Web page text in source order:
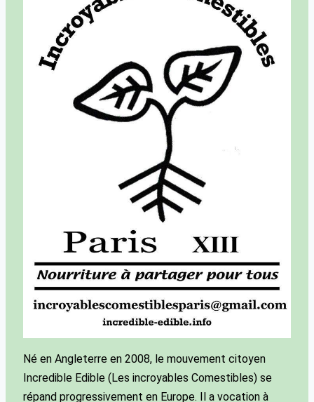
Né en Angleterre en 2008, le mouvement citoyen
Incredible Edible (Les incroyables Comestibles) se
répand progressivement en Europe. Il a vocation à